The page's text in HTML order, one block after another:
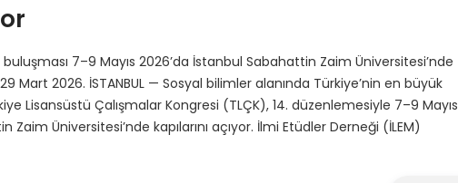
7–9 Mayıs 2026’da İstanbul Sabahattin Zaim Üniversitesi’nde
Mart 2026. İSTANBUL — Sosyal bilimler alanında Türkiye’nin en büyük
Lisansüstü Çalışmalar Kongresi (TLÇK), 14. düzenlemesiyle 7–9 Mayıs
Üniversitesi’nde kapılarını açıyor. İlmi Etüdler Derneği (İLEM)